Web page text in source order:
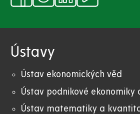
Ústavy
Ústav ekonomických věd
Ústav podnikové ekonomiky
Ústav matematiky a